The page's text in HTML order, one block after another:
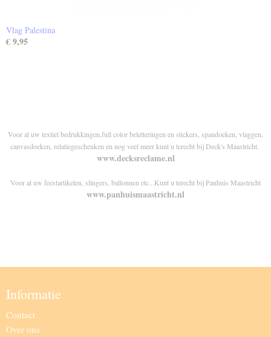
Vlag Palestina
€ 9,95
Voor al uw textiel bedrukkingen,full color beletteringen en stickers, spandoeken, vlaggen,
canvasdoeken, relatiegeschenken en nog veel meer kunt u terecht bij Deck's Maastricht.
www.decksreclame.nl
Voor al uw feestartikelen, slingers, ballonnen etc...Kunt u terecht bij Panhuis Maastricht
www.panhuismaastricht.nl
Informatie
Contact
Over ons